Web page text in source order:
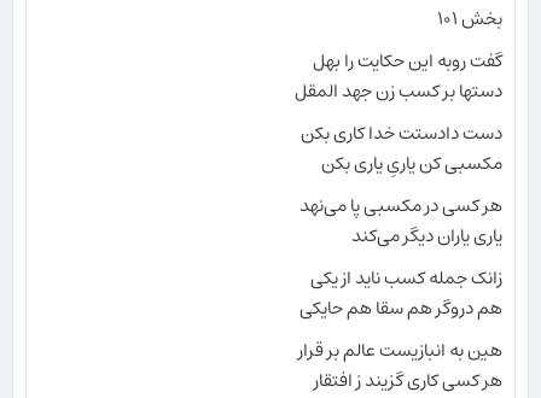
بخش ۱۰۱
گفت روبه این حکایت را بهل
دستها بر کسب زن جهد المقل
دست دادستت خدا کاری بکن
مکسبی کن یاریِ یاری بکن
هر کسی در مکسبی پا می‌نهد
یاری یاران دیگر می‌کند
زانک جمله کسب ناید از یکی
هم دروگر هم سقا هم حایکی
هین به انبازیست عالم بر قرار
هر کسی کاری گزیند ز افتقار